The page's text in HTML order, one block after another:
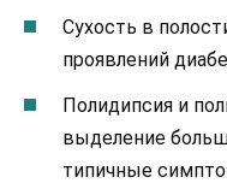
Сухость в
проявлений
Полидипсия и
выделение
типичные